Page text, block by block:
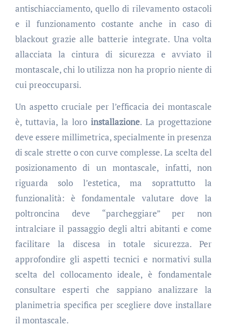
antischiacciamento, quello di rilevamento ostacoli
e il funzionamento costante anche in caso di
blackout grazie alle batterie integrate. Una volta
allacciata la cintura di sicurezza e avviato il
montascale, chi lo utilizza non ha proprio niente di
cui preoccuparsi.
Un aspetto cruciale per l’efficacia dei montascale
è, tuttavia, la loroinstallazione. La progettazione
deve essere millimetrica, specialmente in presenza
di scale strette o con curve complesse. La scelta del
posizionamento di un montascale, infatti, non
riguarda solo l’estetica, ma soprattutto la
funzionalità: è fondamentale valutare dove la
poltroncina deve “parcheggiare” per non
intralciare il passaggio degli altri abitanti e come
facilitare la discesa in totale sicurezza. Per
approfondire gli aspetti tecnici e normativi sulla
scelta del collocamento ideale, è fondamentale
consultare esperti che sappiano analizzare la
planimetria specifica per scegliere dove installare
il montascale.